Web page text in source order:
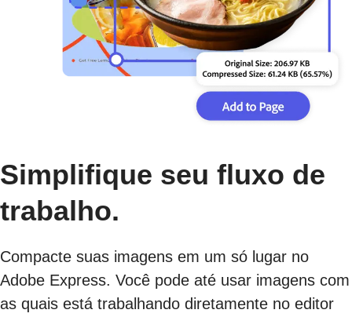
Simplifique seu fluxo de
trabalho.
Compacte suas imagens em um só lugar no
Adobe Express. Você pode até usar imagens com
as quais está trabalhando diretamente no editor